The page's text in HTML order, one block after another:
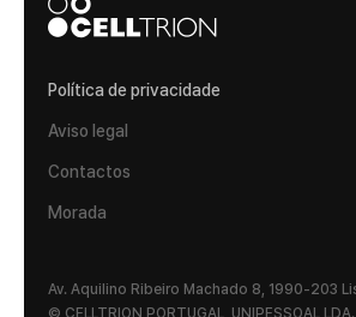
Política de privacidade
Aviso legal
Contactos
Morada
Av. Aquilino Ribeiro Machado 8, 1990-203
© CELLTRION PORTUGAL, UNIPESSOAL